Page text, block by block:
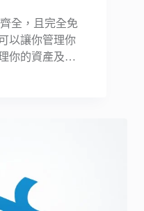
全，且完全免
以讓你管理你
你的資產及…